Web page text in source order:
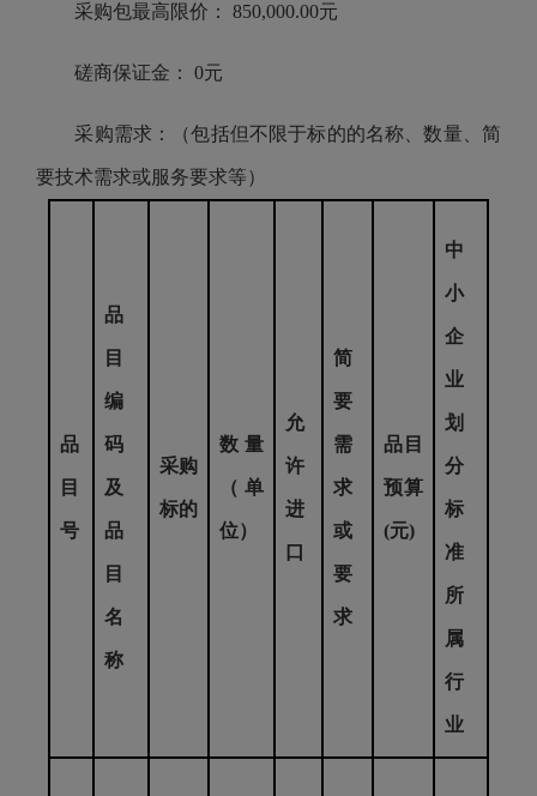
采购包最高限价： 850,000.00元
磋商保证金： 0元
采购需求：（包括但不限于标的的名称、数量、简
要技术需求或服务要求等）
品
目
号
品
目
编
码
及
品
目
名
称
采购
标的
数量
（单
位）
允
许
进
口
简
要
需
求
或
要
求
品目
预算
(元)
中
小
企
业
划
分
标
准
所
属
行
业